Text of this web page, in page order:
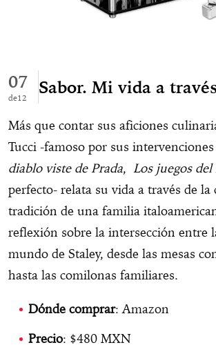
07
12
Sabor. Mi vida a
Más que contar sus aficiones
Tucci -famoso por sus
diablo viste de Prada, Los juegos
perfecto- relata su vida a través de
tradición de una familia
reflexión sobre la intersección entre
mundo de Staley, desde las mesas
hasta las comilonas familiares.
Dónde comprar: Amazon
Precio: $480 MXN